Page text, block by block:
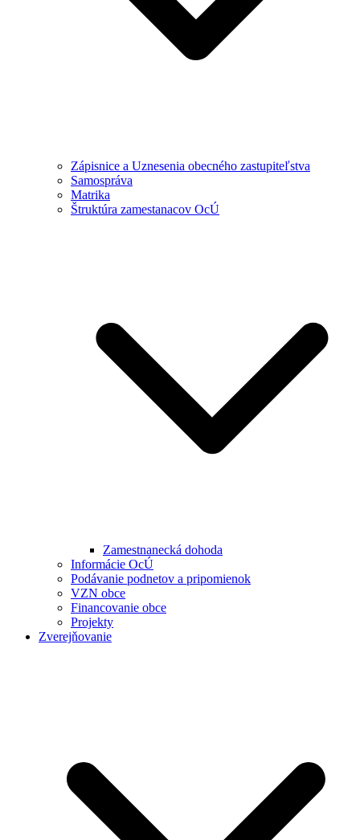
Zápisnice a Uznesenia obecného zastupiteľstva
Samospráva
Matrika
Štruktúra zamestanacov OcÚ
Zamestnanecká dohoda
Informácie OcÚ
Podávanie podnetov a pripomienok
VZN obce
Financovanie obce
Projekty
Zverejňovanie